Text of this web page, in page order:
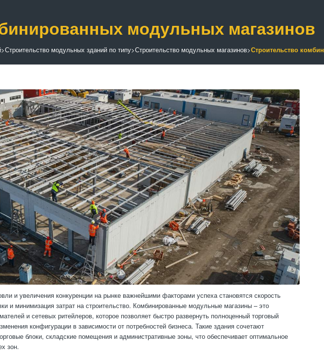
модульных магазинов
>Строительство модульных зданий по типу>Строительство модульных магазинов>Строительство
и увеличения конкуренции на рынке важнейшими факторами успеха становятся скорость
и минимизация затрат на строительство. Комбинированные модульные магазины – это
и сетевых ритейлеров, которое позволяет быстро развернуть полноценный торговый
конфигурации в зависимости от потребностей бизнеса. Такие здания сочетают
блоки, складские помещения и административные зоны, что обеспечивает оптимальное
зон.